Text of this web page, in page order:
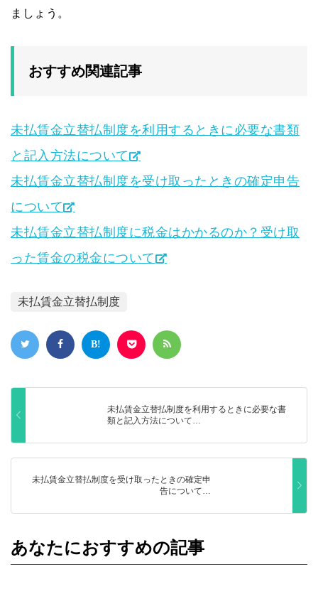
ましょう。
おすすめ関連記事
未払賃金立替払制度を利用するときに必要な書類
と記入方法について
未払賃金立替払制度を受け取ったときの確定申告
について
未払賃金立替払制度に税金はかかるのか？受け取
った賃金の税金について
未払賃金立替払制度
未払賃金立替払制度を利用するときに必要な書
類と記入方法について…
未払賃金立替払制度を受け取ったときの確定申
告について…
あなたにおすすめの記事